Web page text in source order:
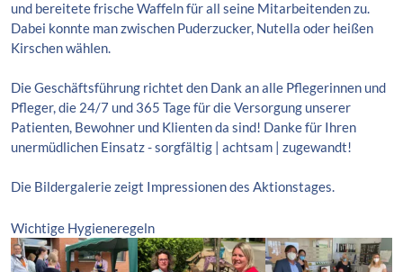
und bereitete frische Waffeln für all seine Mitarbeitenden zu.
Dabei konnte man zwischen Puderzucker, Nutella oder heißen
Kirschen wählen.
Die Geschäftsführung richtet den Dank an alle Pflegerinnen und
Pfleger, die 24/7 und 365 Tage für die Versorgung unserer
Patienten, Bewohner und Klienten da sind! Danke für Ihren
unermüdlichen Einsatz - sorgfältig | achtsam | zugewandt!
Die Bildergalerie zeigt Impressionen des Aktionstages.
Wichtige Hygieneregeln